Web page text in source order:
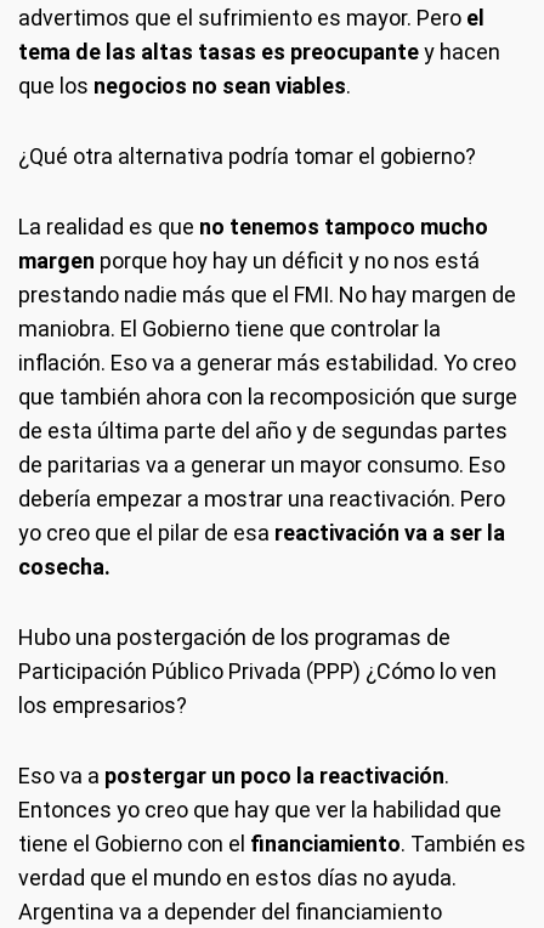
advertimos que el sufrimiento es mayor. Pero el
tema de las altas tasas es preocupantey hacen
que los negocios no sean viables.
¿Qué otra alternativa podría tomar el gobierno?
La realidad es que no tenemos tampoco mucho
margen porque hoy hay un déficit y no nos está
prestando nadie más que el FMI. No hay margen de
maniobra. El Gobierno tiene que controlar la
inflación. Eso va a generar más estabilidad. Yo creo
que también ahora con la recomposición que surge
de esta última parte del año y de segundas partes
de paritarias va a generar un mayor consumo. Eso
debería empezar a mostrar una reactivación. Pero
yo creo que el pilar de esa reactivación va a ser la
cosecha.
Hubo una postergación de los programas de
Participación Público Privada (PPP) ¿Cómo lo ven
los empresarios?
Eso va a postergar un poco la reactivación.
Entonces yo creo que hay que ver la habilidad que
tiene el Gobierno con el financiamiento. También es
verdad que el mundo en estos días no ayuda.
Argentina va a depender del financiamiento